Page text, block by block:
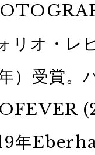
リオ・レ
）受賞。
年